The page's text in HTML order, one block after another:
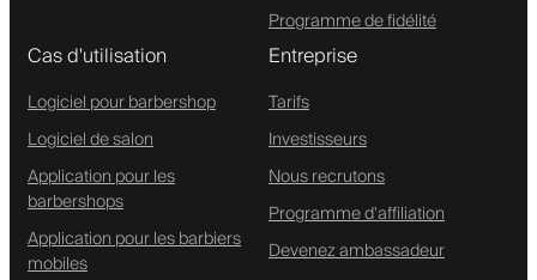
Programme de fidélité
Cas d'utilisation
Logiciel pour barbershop
Logiciel de salon
Application pour les
barbershops
Application pour les barbiers
mobiles
Entreprise
Tarifs
Investisseurs
Nous recrutons
Programme d'affiliation
Devenez ambassadeur